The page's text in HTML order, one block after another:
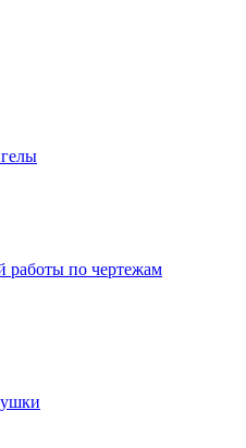
работы по чертежам